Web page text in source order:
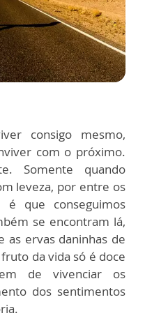
consigo mesmo,
com o próximo.
Somente quando
leveza, por entre os
é que conseguimos
se encontram lá,
as ervas daninhas de
da vida só é doce
de vivenciar os
dos sentimentos